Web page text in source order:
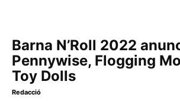
Barna N’Roll 2022
Pennywise, Flogging
Toy Dolls
Redacció